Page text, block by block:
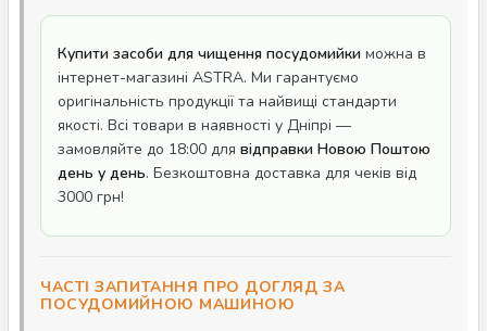
Купити засоби для чищення посудомийки можна в
інтернет-магазині ASTRA. Ми гарантуємо
оригінальність продукції та найвищі стандарти
якості. Всі товари в наявності у Дніпрі —
замовляйте до 18:00 для відправки Новою Поштою
день у день. Безкоштовна доставка для чеків від
3000 грн!
ЧАСТІ ЗАПИТАННЯ ПРО ДОГЛЯД ЗА
ПОСУДОМИЙНОЮ МАШИНОЮ